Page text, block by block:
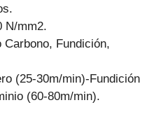
N/mm2.
Carbono, Fundición,
(25-30m/min)-Fundición
(60-80m/min).